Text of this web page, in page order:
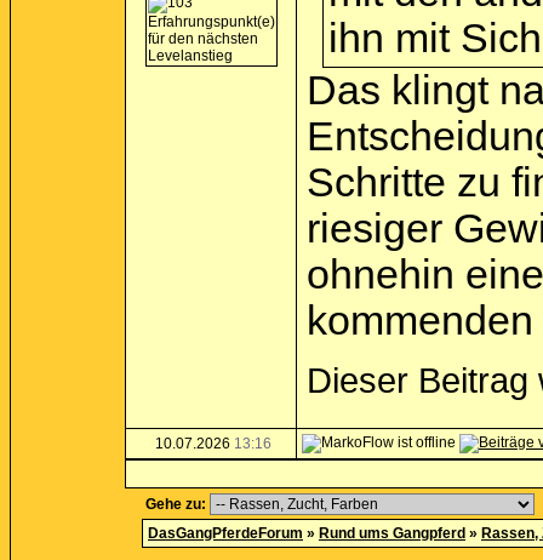
ihn mit
Das klingt
Schritte zu
riesiger
ohnehin
Dieser
10.07.2026 13:16
Gehe zu:
DasGangPferdeForum » Rund ums Gangpferd » Rassen,